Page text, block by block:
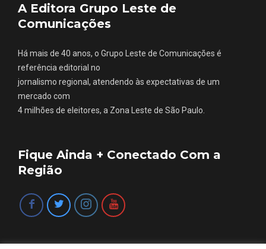
A Editora Grupo Leste de
Comunicações
Há mais de 40 anos, o Grupo Leste de Comunicações é
referência editorial no
jornalismo regional, atendendo às expectativas de um
mercado com
4 milhões de eleitores, a Zona Leste de São Paulo.
Fique Ainda + Conectado Com a
Região